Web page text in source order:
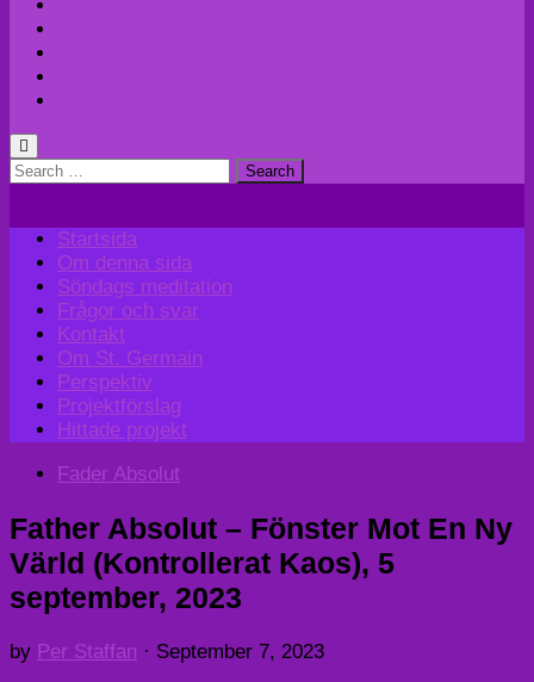
Search
Startsida
Om denna sida
Söndags meditation
Frågor och svar
Kontakt
Om St. Germain
Perspektiv
Projektförslag
Hittade projekt
Fader Absolut
Father Absolut – Fönster Mot En Ny
Värld (Kontrollerat Kaos), 5
september, 2023
by Per Staffan · September 7, 2023